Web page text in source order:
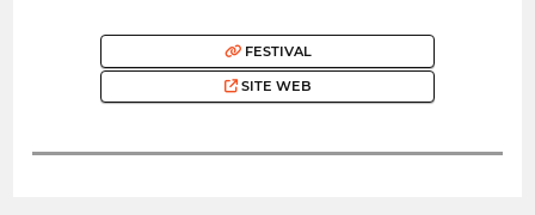
FESTIVAL
SITE WEB